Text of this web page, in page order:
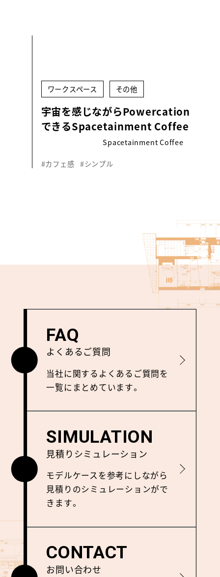
ワークスペース その他
宇宙を感じながらPowercation
できるSpacetainment Coffee
Spacetainment Coffee
#カフェ感 #シンプル
FAQ
よくあるご質問
当社に関するよくあるご質問を
⼀覧にまとめています。
詳しく見る
SIMULATION
見積りシミュレーション
モデルケースを参考にしながら
⾒積りのシミュレーションがで
きます。
詳しく見る
CONTACT
お問い合わせ